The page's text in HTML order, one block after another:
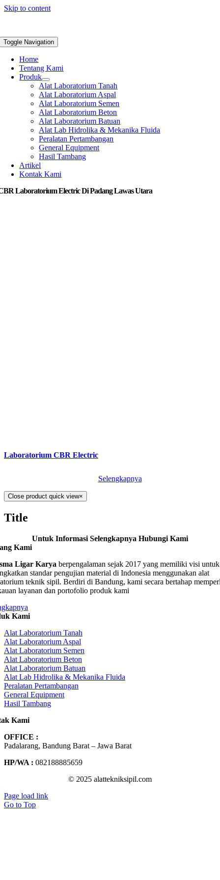
Skip to content
Toggle Navigation
Home
Tentang Kami
Produk
Alat Laboratorium Tanah
Alat Laboratorium Aspal
Alat Laboratorium Semen
Alat Laboratorium Beton
Alat Laboratorium Batuan
Alat Lab Hidrolika & Mekanika Fluida
Peralatan Pertambangan
General Equipment
Hasil Tambang
Artikel
Kontak Kami
Laboratorium Electric Di Padang Lawas Utara
Laboratorium CBR Electric
Selengkapnya
Close product quick view×
Title
Untuk Informasi Selengkapnya Hubungi Kami
Kami
Ligar Karya berpengalaman sejak 2017 yang memiliki visi untuk
standar pengujian material di Indonesia menggunakan alat
teknik sipil. Berdiri di Bandung, kami secara bertahap
layanan dan portofolio produk kami
Kami
Alat Laboratorium Tanah
Alat Laboratorium Aspal
Alat Laboratorium Semen
Alat Laboratorium Beton
Alat Laboratorium Batuan
Alat Lab Hidrolika & Mekanika Fluida
Peralatan Pertambangan
General Equipment
Hasil Tambang
Kami
OFFICE :
Padalarang, Bandung Barat – Jawa Barat
HP/WA : 082188885659
© 2025 alattekniksipil.com
Page load link
Go to Top